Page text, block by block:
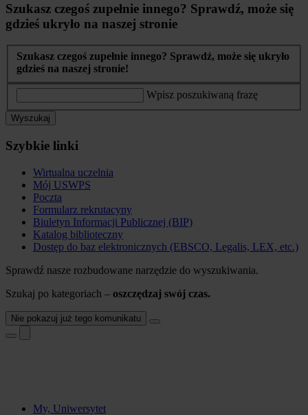
Szukasz czegoś zupełnie innego? Sprawdź, może się
gdzieś ukryło na naszej stronie
Szukasz czegoś zupełnie innego? Sprawdź, może się ukryło
gdzieś na naszej stronie!
Wpisz poszukiwaną frazę
Wyszukaj
Szybkie linki
Wirtualna uczelnia
Mój USWPS
Poczta
Formularz rekrutacyny
Biuletyn Informacji Publicznej (BIP)
Katalog biblioteczny
Dostęp do baz elektronicznych (EBSCO, Legalis, LEX, etc.)
Sprawdź nasze rozbudowane narzędzie do wyszukiwania.
Szukaj po kategoriach – oszczędzaj swój czas.
Nie pokazuj już tego komunikatu
My, Uniwersytet